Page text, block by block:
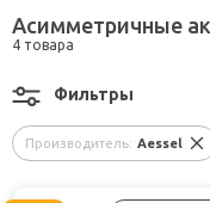
Асимметричные
4 товара
Производитель: Aessel
Фильтры